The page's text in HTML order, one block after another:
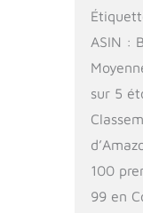
ASIN :
sur 5
100
99 en